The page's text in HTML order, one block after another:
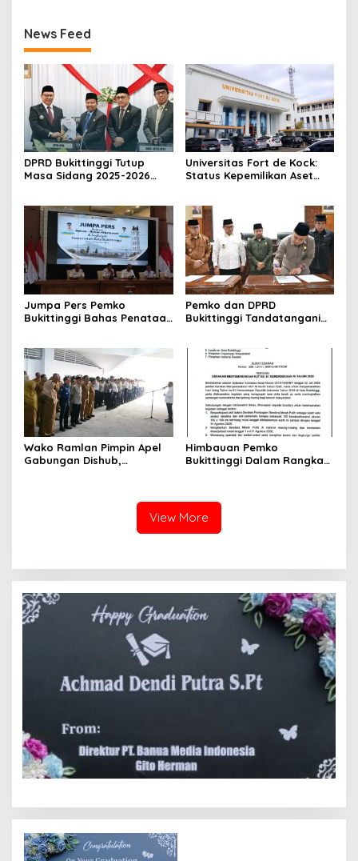
Massa Aksi
News Feed
DPRD Bukittinggi Tutup
Masa Sidang 2025-2026
Beri Apresiasi
Universitas Fort de Kock:
Status Kepemilikan Aset
Putusan Mahkamah Agung
Nomor 2108/K/Pdt/2022
Jumpa Pers Pemko
Bukittinggi Bahas Penataan
Pemko dan DPRD
Bukittinggi Tandatangani
2026
Wako Ramlan Pimpin Apel
Gabungan Dishub,
Himbauan Pemko
Bukittinggi Dalam Rangka
View More